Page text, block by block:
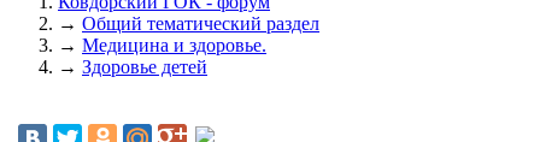
→ Общий тематический раздел
→ Медицина и здоровье.
→ Здоровье детей